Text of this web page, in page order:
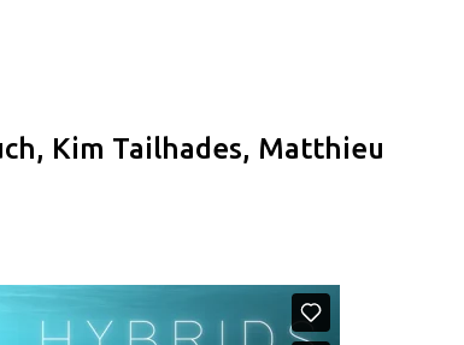
Kim Tailhades, Matthieu